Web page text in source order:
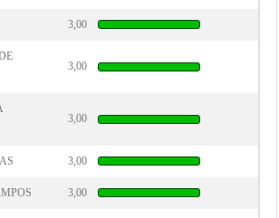
3,00
3,00
3,00
3,00
3,00